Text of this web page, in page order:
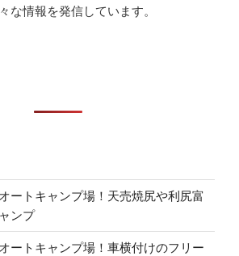
な情報を発信しています。
ートキャンプ場！天売焼尻や利尻富
ンプ
ートキャンプ場！車横付けのフリー